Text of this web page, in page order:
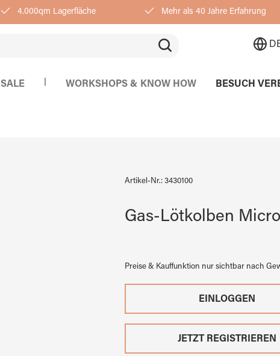
4.000qm Lagerfläche Mehr als 40 Jahre Erfahrung
SALE WORKSHOPS & KNOW HOW BESUCH
Artikel-Nr.: 3430100
Gas-Lötkolben
Preise & Kauffunktion nur sichtbar nach
EINLOGGEN
JETZT REGISTRIEREN